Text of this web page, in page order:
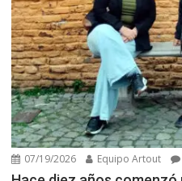
07/19/2026 Equipo Artout